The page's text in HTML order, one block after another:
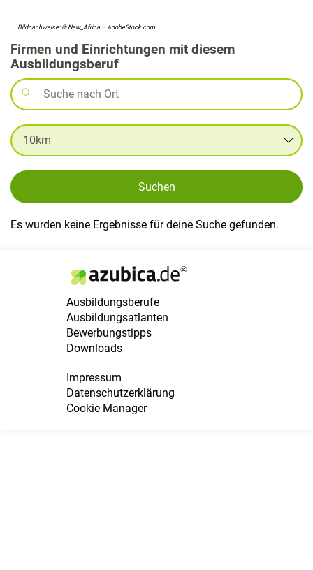
Bildnachweise: © New_Africa – AdobeStock.com
Firmen und Einrichtungen mit diesem
Ausbildungsberuf
Suchen
Es wurden keine Ergebnisse für deine Suche gefunden.
Ausbildungsberufe
Ausbildungsatlanten
Bewerbungstipps
Downloads
Impressum
Datenschutzerklärung
Cookie Manager